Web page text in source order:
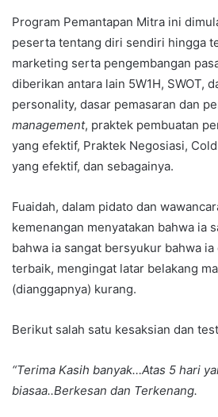
Program Pemantapan Mitra ini
peserta tentang diri sendiri hingga
marketing serta pengembangan
diberikan antara lain 5W1H, SWOT,
personality, dasar pemasaran dan
management, praktek pembuatan
yang efektif, Praktek Negosiasi,
yang efektif, dan sebagainya.
Fuaidah, dalam pidato dan
kemenangan menyatakan bahwa ia
bahwa ia sangat bersyukur bahwa
terbaik, mengingat latar belakang
(dianggapnya) kurang.
Berikut salah satu kesaksian dan
“Terima Kasih banyak…Atas 5 hari
biasaa..Berkesan dan Terkenang.